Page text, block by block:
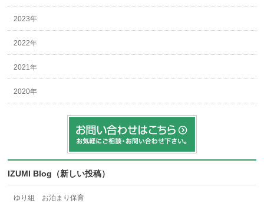
2023年
2022年
2021年
2020年
IZUMI Blog（新しい投稿）
ゆり組 お泊まり保育